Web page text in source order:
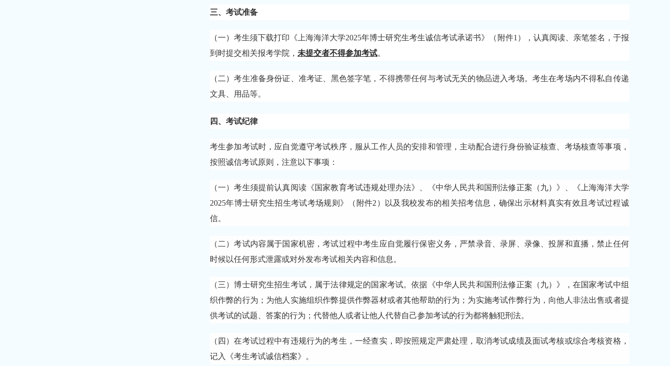
三、考试准备
（一） 考生须下载打印《上海海洋大学2025年博士研究生考生诚信考试承诺书》（附件1），认真阅读、亲笔签名，于报
到时提交相关报考学院 ， 未提交者不得参加考试。
（二）考生准备身份证、准考证、黑色签字笔，不得携带任何与考试无关的物品进入考场。考生在考场内不得私自传递
文具、用品等。
四、考试纪律
考生参加考试时，应自觉遵守考试秩序，服从工作人员的安排和管理，主动配合进行身份验证核查、考场核查等事项，
按照诚信考试原则，注意以下事项：
（一）考生须提前认真阅读《国家教育考试违规处理办法》、《中华人民共和国刑法修正案（九）》、《上海海洋大学
2025年博士研究生招生考试考场规则》（附件2）以及我校发布的相关招考信息，确保出示材料真实有效且考试过程诚
信。
（二）考试内容属于国家机密，考试过程中考生应自觉履行保密义务，严禁录音、录屏、录像、投屏和直播，禁止任何
时候以任何形式泄露或对外发布考试相关内容和信息。
（三）博士研究生招生考试，属于法律规定的国家考试。依据《中华人民共和国刑法修正案（九）》，在国家考试中组
织作弊的行为；为他人实施组织作弊提供作弊器材或者其他帮助的行为；为实施考试作弊行为，向他人非法出售或者提
供考试的试题、答案的行为；代替他人或者让他人代替自己参加考试的行为都将触犯刑法。
（四）在考试过程中有违规行为的考生，一经查实，即按照规定严肃处理，取消考试成绩及面试考核或综合考核资格，
记入《考生考试诚信档案》。